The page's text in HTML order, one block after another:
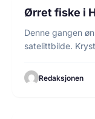
FLUEFISKE
Ørret fiske i
Denne gangen
satelittbilde.
Redaksjonen